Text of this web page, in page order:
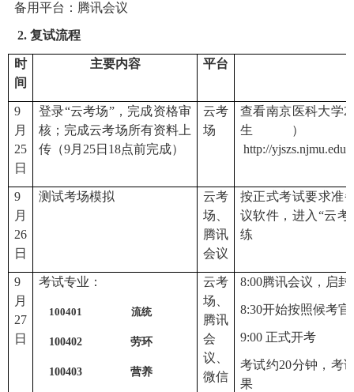
备用平台 ： 腾讯会议
2. 复试流程
时
间
主要内容 平台
9
月
25
日
登录“云考场”， 完成资格审
核 ； 完成云考场所有资料上
传（9月 25日 18点前完成）
云考
场
查看南京医科大学
生）
http://
9
月
26
日
测试考场模拟
云考
场
腾讯
会议
按正式考试要求准
议软件，进入“云考
练
9
月
27
日
考试专业：
100401 流统
100402 劳环
100403 营养
云考
场
腾讯
会
议
微信
8:00腾讯会议 ，启
8:30开始按照候考官
9:00 正式开考
考试约20分钟 ， 考
果